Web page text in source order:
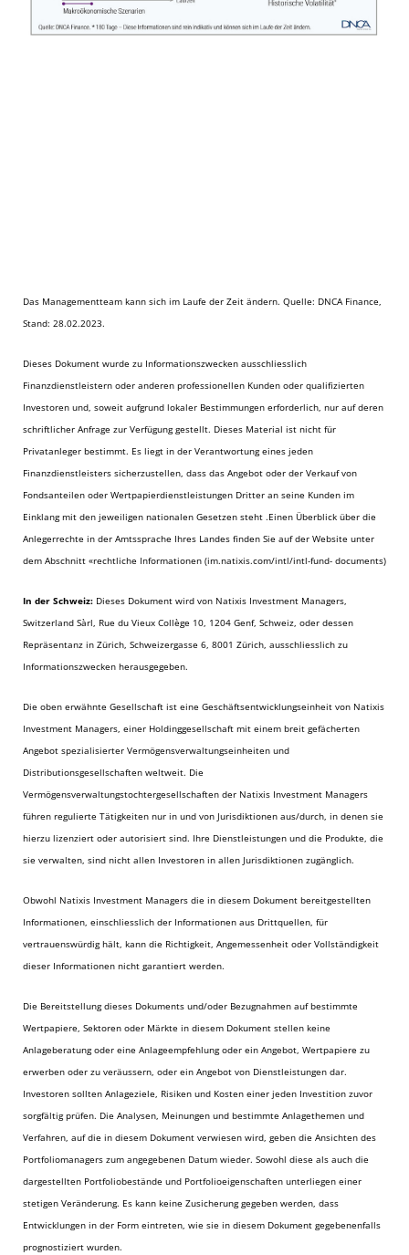
Das Managementteam kann sich im Laufe der Zeit ändern. Quelle: DNCA Finance,
Stand: 28.02.2023.
Dieses Dokument wurde zu Informationszwecken ausschliesslich
Finanzdienstleistern oder anderen professionellen Kunden oder qualifizierten
Investoren und, soweit aufgrund lokaler Bestimmungen erforderlich, nur auf deren
schriftlicher Anfrage zur Verfügung gestellt. Dieses Material ist nicht für
Privatanleger bestimmt. Es liegt in der Verantwortung eines jeden
Finanzdienstleisters sicherzustellen, dass das Angebot oder der Verkauf von
Fondsanteilen oder Wertpapierdienstleistungen Dritter an seine Kunden im
Einklang mit den jeweiligen nationalen Gesetzen steht .Einen Überblick über die
Anlegerrechte in der Amtssprache Ihres Landes finden Sie auf der Website unter
dem Abschnitt «rechtliche Informationen (im.natixis.com/intl/intl-fund- documents)
In der Schweiz: Dieses Dokument wird von Natixis Investment Managers,
Switzerland Sàrl, Rue du Vieux Collège 10, 1204 Genf, Schweiz, oder dessen
Repräsentanz in Zürich, Schweizergasse 6, 8001 Zürich, ausschliesslich zu
Informationszwecken herausgegeben.
Die oben erwähnte Gesellschaft ist eine Geschäftsentwicklungseinheit von Natixis
Investment Managers, einer Holdinggesellschaft mit einem breit gefächerten
Angebot spezialisierter Vermögensverwaltungseinheiten und
Distributionsgesellschaften weltweit. Die
Vermögensverwaltungstochtergesellschaften der Natixis Investment Managers
führen regulierte Tätigkeiten nur in und von Jurisdiktionen aus/durch, in denen sie
hierzu lizenziert oder autorisiert sind. Ihre Dienstleistungen und die Produkte, die
sie verwalten, sind nicht allen Investoren in allen Jurisdiktionen zugänglich.
Obwohl Natixis Investment Managers die in diesem Dokument bereitgestellten
Informationen, einschliesslich der Informationen aus Drittquellen, für
vertrauenswürdig hält, kann die Richtigkeit, Angemessenheit oder Vollständigkeit
dieser Informationen nicht garantiert werden.
Die Bereitstellung dieses Dokuments und/oder Bezugnahmen auf bestimmte
Wertpapiere, Sektoren oder Märkte in diesem Dokument stellen keine
Anlageberatung oder eine Anlageempfehlung oder ein Angebot, Wertpapiere zu
erwerben oder zu veräussern, oder ein Angebot von Dienstleistungen dar.
Investoren sollten Anlageziele, Risiken und Kosten einer jeden Investition zuvor
sorgfältig prüfen. Die Analysen, Meinungen und bestimmte Anlagethemen und
Verfahren, auf die in diesem Dokument verwiesen wird, geben die Ansichten des
Portfoliomanagers zum angegebenen Datum wieder. Sowohl diese als auch die
dargestellten Portfoliobestände und Portfolioeigenschaften unterliegen einer
stetigen Veränderung. Es kann keine Zusicherung gegeben werden, dass
Entwicklungen in der Form eintreten, wie sie in diesem Dokument gegebenenfalls
prognostiziert wurden.